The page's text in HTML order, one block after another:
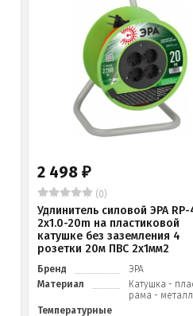
2 498 ₽
(0)
Удлинитель силовой ЭРА
2x1.0-20m на пластиковой
катушке без заземления 4
розетки 20м ПВС 2х1мм2
Бренд
ЭРА
Материал
Катушка -
рама - металл
Температурные